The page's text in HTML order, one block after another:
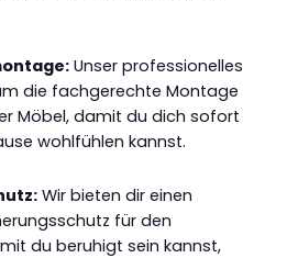
Unser professionelles
die fachgerechte Montage
Möbel, damit du dich sofort
wohlfühlen kannst.
Wir bieten dir einen
für den
du beruhigt sein kannst,